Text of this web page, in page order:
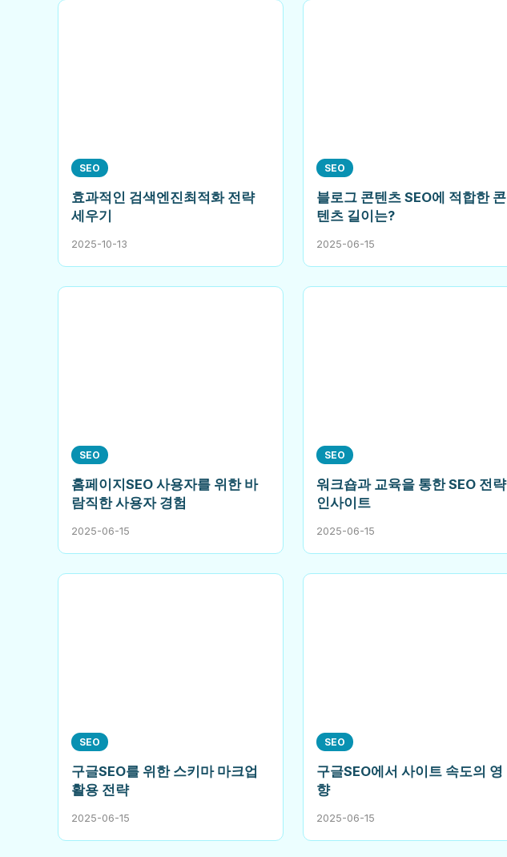
SEO
효과적인 검색엔진최적화 전략
세우기
2025-10-13
SEO
블로그 콘텐츠 SEO에 적합한 콘
텐츠 길이는?
2025-06-15
SEO
홈페이지SEO 사용자를 위한 바
람직한 사용자 경험
2025-06-15
SEO
워크숍과 교육을 통한 SEO 전략
인사이트
2025-06-15
SEO
구글SEO를 위한 스키마 마크업
활용 전략
2025-06-15
SEO
구글SEO에서 사이트 속도의 영
향
2025-06-15